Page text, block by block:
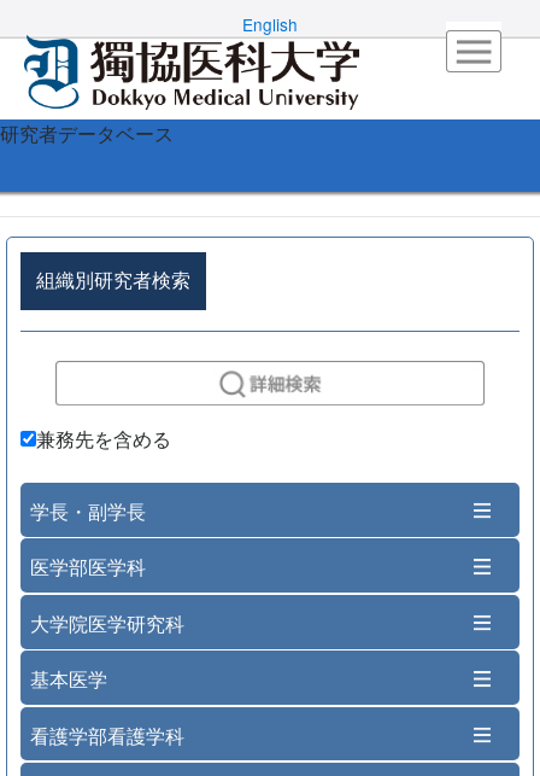
English
研究者データベース
組織別研究者検索
兼務先を含める
学長・副学長
医学部医学科
大学院医学研究科
基本医学
看護学部看護学科